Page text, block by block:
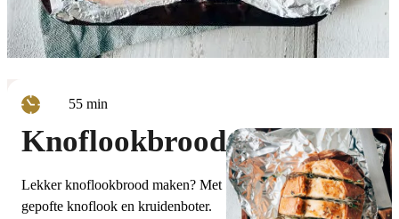
55minuten
min
Knoflookbrood
Lekker knoflookbrood maken? Met
gepofte knoflook en kruidenboter.